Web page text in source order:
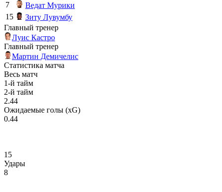
7
Ведат Мурики
15
Зиту Лувумбу
Главный тренер
Луис Кастро
Главный тренер
Мартин Демичелис
Статистика матча
Весь матч
1-й тайм
2-й тайм
2.44
Ожидаемые голы (xG)
0.44
15
Удары
8